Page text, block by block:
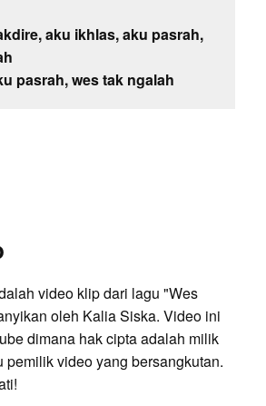
aku ikhlas, aku pasrah,
pasrah, wes tak ngalah
video klip dari lagu "Wes
oleh Kalia Siska. Video ini
dimana hak cipta adalah milik
pemilik video yang bersangkutan.